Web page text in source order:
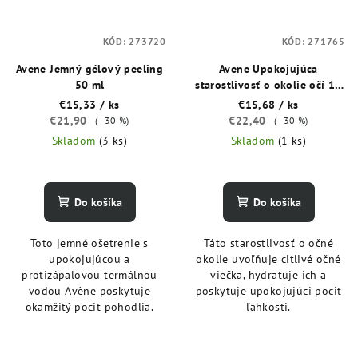
Avene Jemný gélový peeling
50 ml
€15,33/ ks
€21,90
(–30 %)
Skladom (3 ks)
Do košíka
Toto jemné ošetrenie s
upokojujúcou a
protizápalovou termálnou
vodou Avène poskytuje
okamžitý pocit pohodlia.
KÓD: 273720
Avene Upokojujúca
starostlivosť o okolie očí 15
ml
€15,68/ ks
€22,40
(–30 %)
Skladom (1 ks)
Do košíka
Táto starostlivosť o očné
okolie uvoľňuje citlivé očné
viečka, hydratuje ich a
poskytuje upokojujúci pocit
ľahkosti.
KÓD: 271765